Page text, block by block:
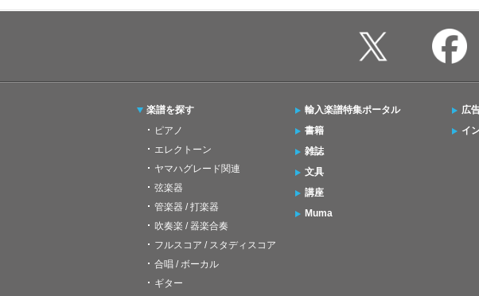
楽譜を探す
ピアノ
エレクトーン
ヤマハグレード関連
弦楽器
管楽器 / 打楽器
吹奏楽 / 器楽合奏
フルスコア / スタディスコア
合唱 / ボーカル
ギター
輸入楽譜特集ポータル
書籍
雑誌
文具
講座
Muma
広
イ